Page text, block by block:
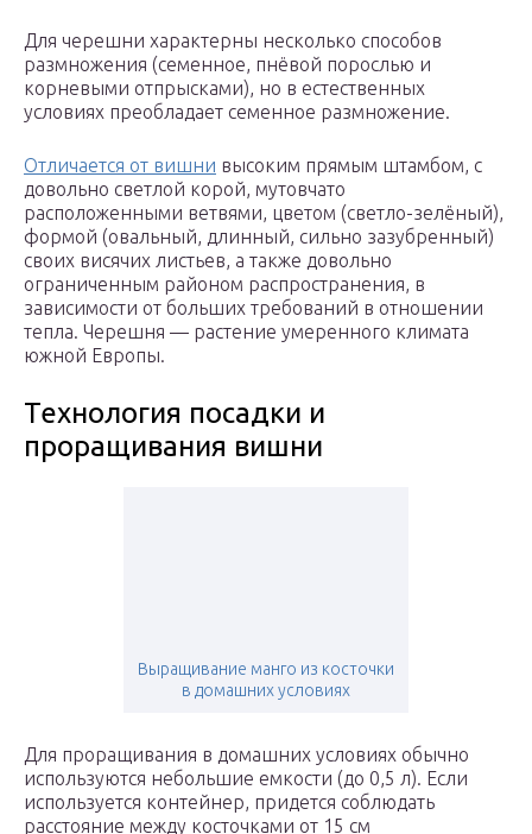
Для черешни характерны несколько способов
размножения (семенное, пнёвой порослью и
корневыми отпрысками), но в естественных
условиях преобладает семенное размножение.
Отличается от вишни высоким прямым штамбом, с
довольно светлой корой, мутовчато
расположенными ветвями, цветом (светло-зелёный),
формой (овальный, длинный, сильно зазубренный)
своих висячих листьев, а также довольно
ограниченным районом распространения, в
зависимости от больших требований в отношении
тепла. Черешня — растение умеренного климата
южной Европы.
Технология посадки и
проращивания вишни
Выращивание манго из косточки
в домашних условиях
Для проращивания в домашних условиях обычно
используются небольшие емкости (до 0,5 л). Если
используется контейнер, придется соблюдать
расстояние между косточками от 15 см